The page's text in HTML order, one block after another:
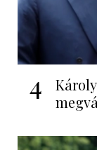
4